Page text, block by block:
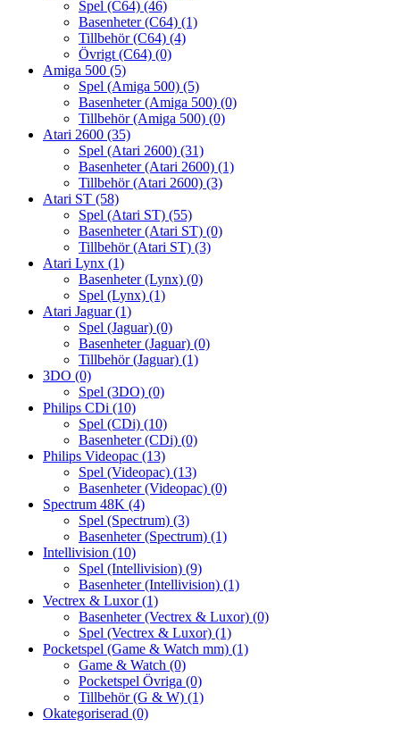
Spel (C64) (46)
Basenheter (C64) (1)
Tillbehör (C64) (4)
Övrigt (C64) (0)
Amiga 500 (5)
Spel (Amiga 500) (5)
Basenheter (Amiga 500) (0)
Tillbehör (Amiga 500) (0)
Atari 2600 (35)
Spel (Atari 2600) (31)
Basenheter (Atari 2600) (1)
Tillbehör (Atari 2600) (3)
Atari ST (58)
Spel (Atari ST) (55)
Basenheter (Atari ST) (0)
Tillbehör (Atari ST) (3)
Atari Lynx (1)
Basenheter (Lynx) (0)
Spel (Lynx) (1)
Atari Jaguar(1)
Spel (Jaguar) (0)
Basenheter (Jaguar) (0)
Tillbehör (Jaguar) (1)
3DO (0)
Spel (3DO) (0)
Philips CDi (10)
Spel (CDi) (10)
Basenheter (CDi) (0)
Philips Videopac (13)
Spel (Videopac) (13)
Basenheter (Videopac) (0)
Spectrum 48K (4)
Spel (Spectrum) (3)
Basenheter (Spectrum) (1)
Intellivision (10)
Spel (Intellivision) (9)
Basenheter (Intellivision) (1)
Vectrex & Luxor(1)
Basenheter (Vectrex & Luxor) (0)
Spel (Vectrex & Luxor) (1)
Pocketspel (Game & Watch mm) (1)
Game & Watch (0)
Pocketspel Övriga (0)
Tillbehör (G & W) (1)
Okategoriserad (0)